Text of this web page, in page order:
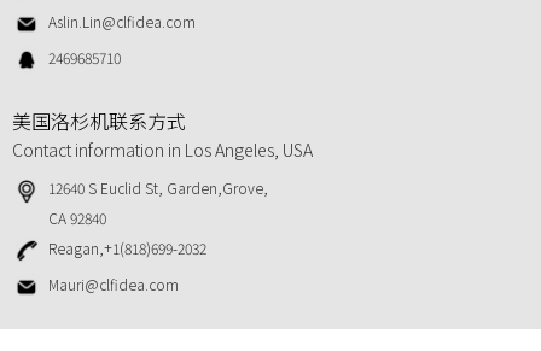
Aslin.Lin@clfidea.com
2469685710
美国洛杉机联系方式
Contact information in Los Angeles, USA
12640 S Euclid St, Garden,Grove,
CA 92840
Reagan,+1(818)699-2032
Mauri@clfidea.com